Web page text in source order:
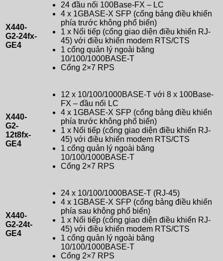
X440-
G2-24fx-
GE4
24 đầu nối 100Base-FX – LC
4 x 1GBASE-X SFP (cổng bảng điều khiển
phía trước không phổ biến)
1 x Nối tiếp (cổng giao diện điều khiển RJ-
45) với điều khiển modem RTS/CTS
1 cổng quản lý ngoài băng
10/100/1000BASE-T
Cổng 2×7 RPS
X440-
G2-
12t8fx-
GE4
12 x 10/100/1000BASE-T với 8 x 100Base-
FX – đầu nối LC
4 x 1GBASE-X SFP (cổng bảng điều khiển
phía trước không phổ biến)
1 x Nối tiếp (cổng giao diện điều khiển RJ-
45) với điều khiển modem RTS/CTS
1 cổng quản lý ngoài băng
10/100/1000BASE-T
Cổng 2×7 RPS
X440-
G2-24t-
GE4
24 x 10/100/1000BASE-T (RJ-45)
4 x 1GBASE-X SFP (cổng bảng điều khiển
phía sau không phổ biến)
1 x Nối tiếp (cổng giao diện điều khiển RJ-
45) với điều khiển modem RTS/CTS
1 cổng quản lý ngoài băng
10/100/1000BASE-T
Cổng 2×7 RPS